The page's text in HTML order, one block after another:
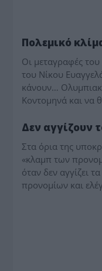
Πολεμικό
Οι μεταγραφές
του Νίκου
κάνουν…
Κοντομηνά και να
Δεν αγγίζουν
Στα όρια της
«κλαμπ των
όταν δεν αγγίζει
προνομίων και